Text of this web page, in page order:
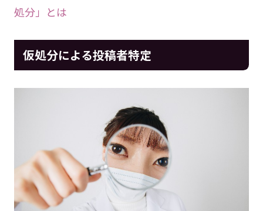
処分」とは
仮処分による投稿者特定